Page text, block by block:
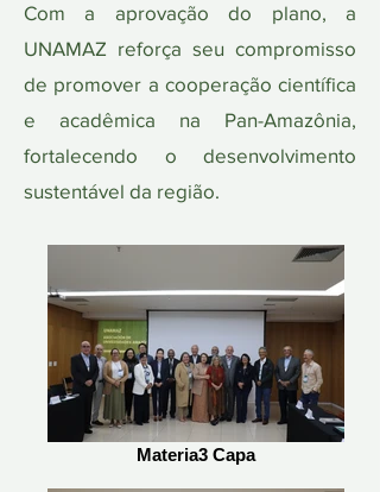
Com a aprovação do plano, a
UNAMAZ reforça seu compromisso
de promover a cooperação científica
e acadêmica na Pan-Amazônia,
fortalecendo o desenvolvimento
sustentável da região.
Materia3 Capa